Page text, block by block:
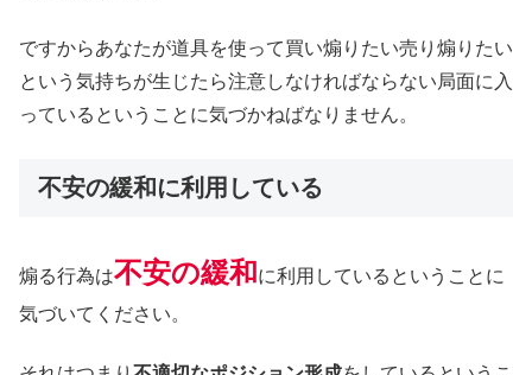
ですからあなたが道具を使って買い煽りたい売り煽りたい
という気持ちが生じたら注意しなければならない局面に入
っているということに気づかねばなりません。
不安の緩和に利用している
煽る行為は不安の緩和に利用しているということに
気づいてください。